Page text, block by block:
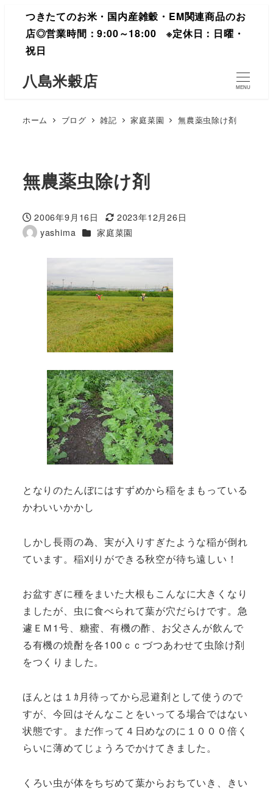
つきたてのお米・国内産雑穀・EM関連商品のお
店◎営業時間：9:00～18:00 ※定休日：日曜・
祝日
八島米穀店 MENU
ホーム ブログ 雑記 家庭菜園 無農薬虫除け剤
無農薬虫除け剤
投稿日
2006年9月16日
更新日
2023年12月26日
著
yashima カテゴリー
家庭菜園
となりのたんぼにはすずめから稲をまもっている
かわいいかかし
しかし長雨の為、実が入りすぎたような稲が倒れ
ています。稲刈りができる秋空が待ち遠しい！
お盆すぎに種をまいた大根もこんなに大きくなり
ましたが、虫に食べられて葉が穴だらけです。急
遽ＥＭ1号、糖蜜、有機の酢、お父さんが飲んで
る有機の焼酎を各100ｃｃづつあわせて虫除け剤
をつくりました。
ほんとは１ｶ月待ってから忌避剤として使うので
すが、今回はそんなことをいってる場合ではない
状態です。まだ作って４日めなのに１０００倍く
らいに薄めてじょうろでかけてきました。
くろい虫が体をちぢめて葉からおちていき、きい